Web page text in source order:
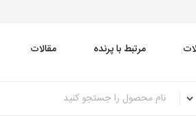
مرتبط با پرنده مقالات